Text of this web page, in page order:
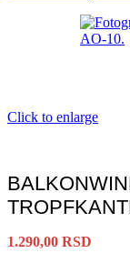
Click to enlarge
1.290,00 RSD